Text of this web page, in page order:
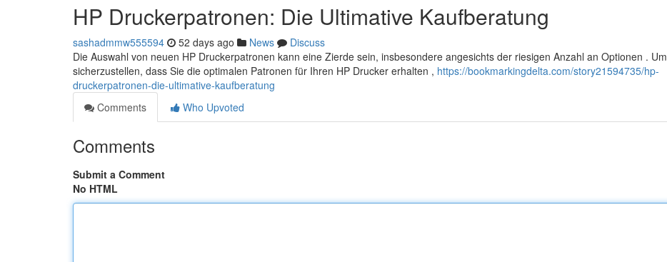
HP Druckerpatronen: Die Ultimative Kaufberatung
sashadmmw555594 52 days ago News
Discuss
Die Auswahl von neuen HP Druckerpatronen kann eine Zierde sein, insbesondere angesichts der riesigen Anzahl an Optionen . Um
sicherzustellen, dass Sie die optimalen Patronen für Ihren HP Drucker erhalten , https://bookmarkingdelta.com/story21594735/hp-
druckerpatronen-die-ultimative-kaufberatung
Comments
Who Upvoted
Comments
Submit a Comment
No HTML